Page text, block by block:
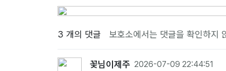
3 개의 댓글 보호소에서는 댓글을 확인하지
꽃님이제주 2026-07-09 22:44:51